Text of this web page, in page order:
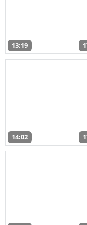
13:19
14:02